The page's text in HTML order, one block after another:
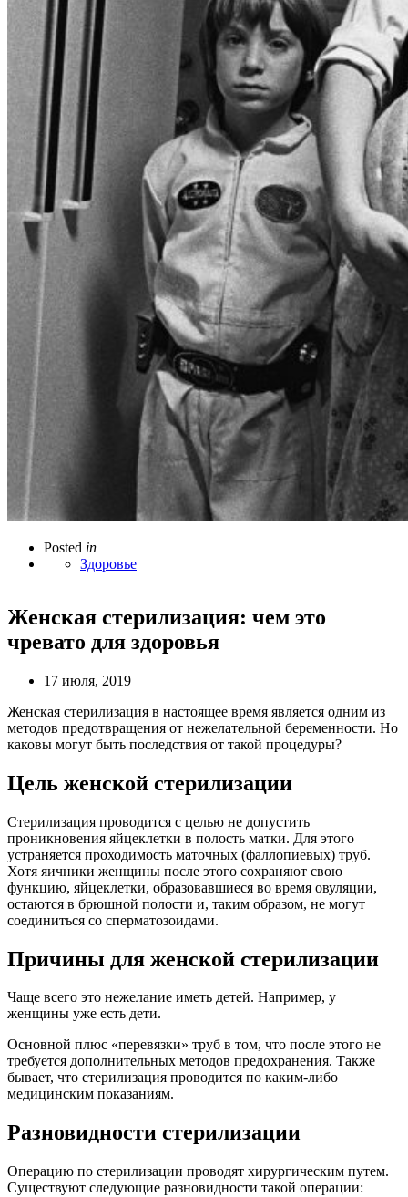
Posted in
Здоровье
Женская стерилизация: чем это
чревато для здоровья
17 июля, 2019
Женская стерилизация в настоящее время является одним из
методов предотвращения от нежелательной беременности. Но
каковы могут быть последствия от такой процедуры?
Цель женской стерилизации
Стерилизация проводится с целью не допустить
проникновения яйцеклетки в полость матки. Для этого
устраняется проходимость маточных (фаллопиевых) труб.
Хотя яичники женщины после этого сохраняют свою
функцию, яйцеклетки, образовавшиеся во время овуляции,
остаются в брюшной полости и, таким образом, не могут
соединиться со сперматозоидами.
Причины для женской стерилизации
Чаще всего это нежелание иметь детей. Например, у
женщины уже есть дети.
Основной плюс «перевязки» труб в том, что после этого не
требуется дополнительных методов предохранения. Также
бывает, что стерилизация проводится по каким-либо
медицинским показаниям.
Разновидности стерилизации
Операцию по стерилизации проводят хирургическим путем.
Существуют следующие разновидности такой операции: